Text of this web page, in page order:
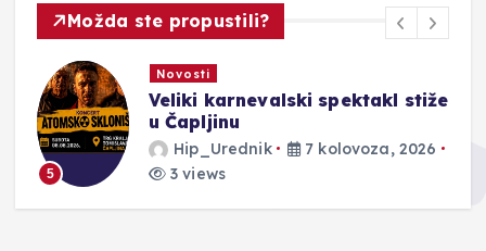
Možda ste propustili?
5
Novosti
Veliki karnevalski spektakl stiže
u Čapljinu
Hip_Urednik
7 kolovoza, 2026
3 views